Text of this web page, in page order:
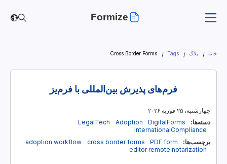
Formize
خانه بلاگ Tags
Cross Border Forms
فرم‌های پذیرش بین‌المللی با فرم‌یز
چهارشنبه، ۲۵ فوریه ۲۰۲۶
دسته‌ها:
LegalTech Adoption
DigitalForms
InternationalCompliance
برچسب‌ها:
adoption workflow cross border forms
PDF form
editor remote notarization